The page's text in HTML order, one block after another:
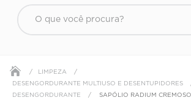
O que você procura?
LIMPEZA
DESENGORDURANTE MULTIUSO E DESENTUPIDORES
DESENGORDURANTE
SAPÓLIO RADIUM